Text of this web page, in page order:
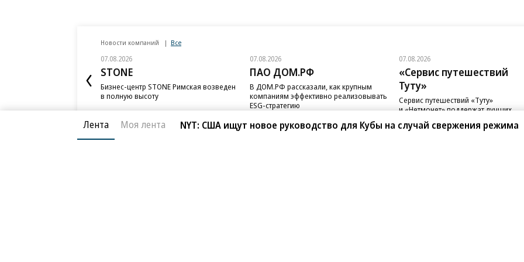
Новости компаний Все
07.08.2026
STONE
Бизнес-центр STONE Римская возведен
в полную высоту
07.08.2026
ПАО ДОМ.РФ
В ДОМ.РФ рассказали, как крупным
компаниям эффективно реализовывать
ESG-стратегию
07.08.2026
«Сервис путешествий
Туту»
Сервис путешествий «Туту»
и «Нетмонет» поддержат лучших
сотрудников российских отелей
Лента Моя лента NYT: США ищут новое руководство для Кубы на случай свержения режима